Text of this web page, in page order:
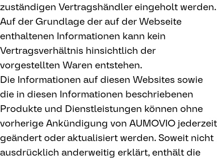
zuständigen Vertragshändler eingeholt werden.
Auf der Grundlage der auf der Webseite
enthaltenen Informationen kann kein
Vertragsverhältnis hinsichtlich der
vorgestellten Waren entstehen.
Die Informationen auf diesen Websites sowie
die in diesen Informationen beschriebenen
Produkte und Dienstleistungen können ohne
vorherige Ankündigung von AUMOVIO jederzeit
geändert oder aktualisiert werden. Soweit nicht
ausdrücklich anderweitig erklärt, enthält die